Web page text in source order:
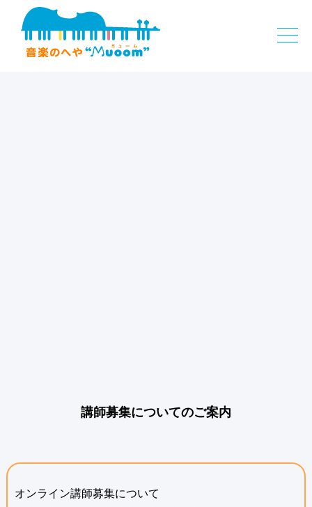
講師募集についてのご案内
オンライン講師募集について